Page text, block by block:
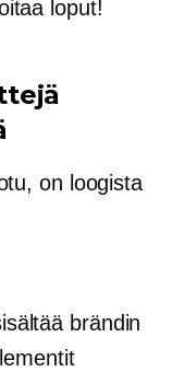
loput!
on loogista
brändin